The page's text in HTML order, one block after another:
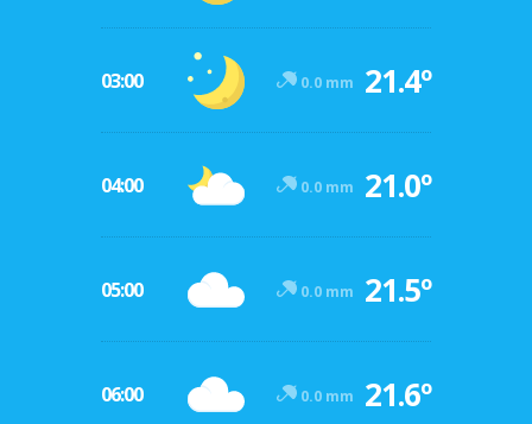
03:00 0.0 mm 21.4º
04:00 0.0 mm 21.0º
05:00 0.0 mm 21.5º
06:00 0.0 mm 21.6º